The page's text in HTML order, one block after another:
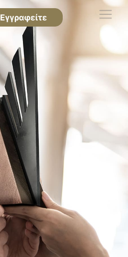
Εγγραφείτε